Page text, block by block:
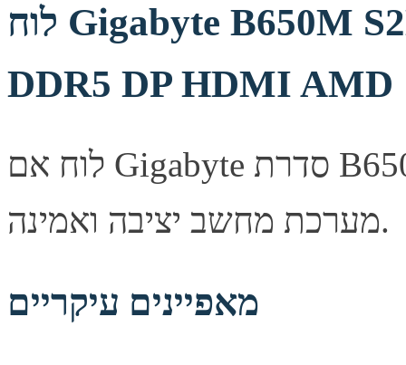
לוח Gigabyte B650M S2H 1.4 AM5 Micro-Atx
DDR5 DP HDMI AMD
לוח אם Gigabyte סדרת B650M, מספק יציבות ואמינות לבניית
מערכת מחשב יציבה ואמינה.
מאפיינים עיקריים